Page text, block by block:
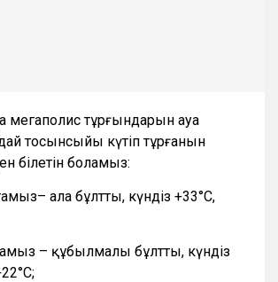
мегаполис тұрғындарын ауа
тосынсыйы күтіп тұрғанын
білетін боламыз:
ала бұлтты, күндіз +33°С,
– құбылмалы бұлтты, күндіз